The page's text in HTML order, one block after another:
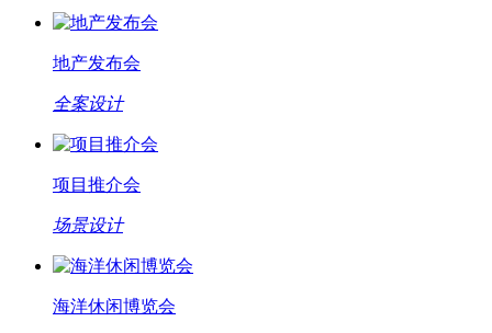
地产发布会
全案设计
项目推介会
场景设计
海洋休闲博览会